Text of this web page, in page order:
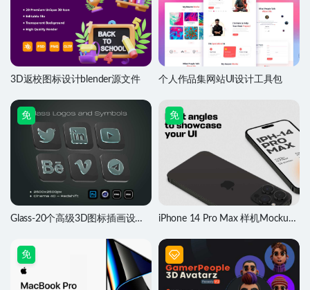
3D返校图标设计blender源文件 个人作品集网站UI设计工具包
免
Glass-20个高级3D图标插画设计
免
iPhone 14 Pro Max 样机Mockups
免